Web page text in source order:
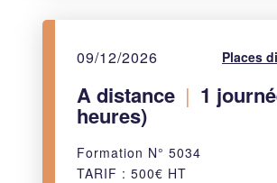
09/12/2026 Places
A distance | 1
heures)
Formation N° 5034
TARIF : 500€ HT